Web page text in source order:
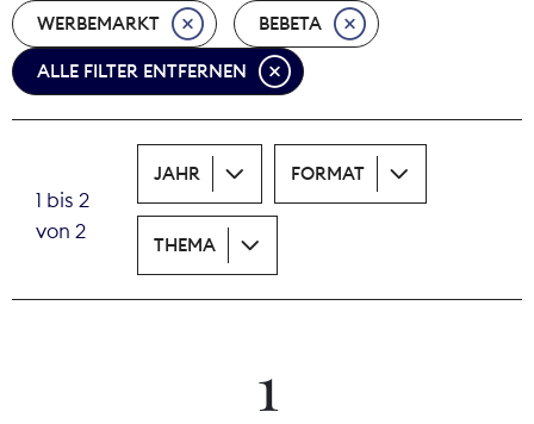
Nova Award
Wächterpreis
WERBEMARKT BEBETA
ALLE FILTER ENTFERNEN
1 bis 2
von 2
JAHR FORMAT
THEMA
1